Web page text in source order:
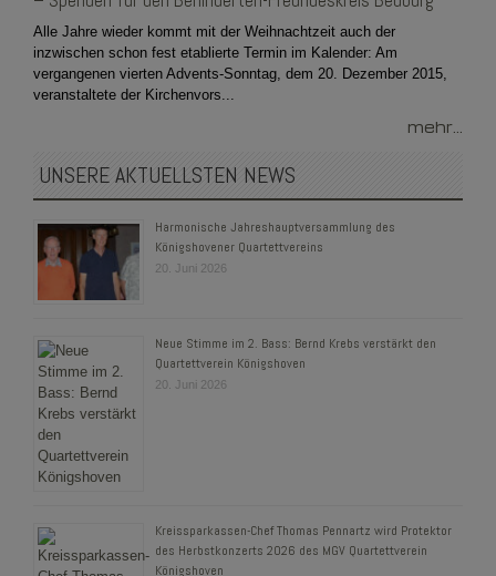
Alle Jahre wieder kommt mit der Weihnachtzeit auch der
inzwischen schon fest etablierte Termin im Kalender: Am
vergangenen vierten Advents-Sonntag, dem 20. Dezember 2015,
veranstaltete der Kirchenvors...
mehr...
UNSERE AKTUELLSTEN NEWS
Harmonische Jahreshauptversammlung des
Königshovener Quartettvereins
20. Juni 2026
Neue Stimme im 2. Bass: Bernd Krebs verstärkt den
Quartettverein Königshoven
20. Juni 2026
Kreissparkassen-Chef Thomas Pennartz wird Protektor
des Herbstkonzerts 2026 des MGV Quartettverein
Königshoven